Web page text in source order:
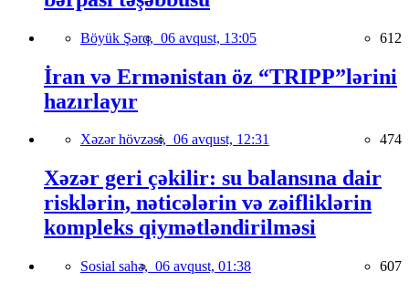
Böyük Şərq, 06 avqust, 13:05 612
İran və Ermənistan öz “TRIPP”lərini
hazırlayır
Xəzər hövzəsi, 06 avqust, 12:31 474
Xəzər geri çəkilir: su balansına dair
risklərin, nəticələrin və zəifliklərin
kompleks qiymətləndirilməsi
Sosial sahə, 06 avqust, 01:38 607